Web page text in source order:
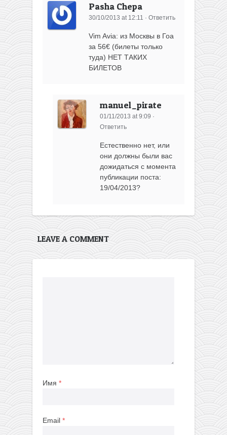
Pasha Chepa
30/10/2013 at 12:11 ·Ответить
Vim Avia: из Москвы в Гоа
за 56€ (билеты только
туда) НЕТ ТАКИХ
БИЛЕТОВ
manuel_pirate
01/11/2013 at 9:09 ·
Ответить
Естественно нет, или
они должны были вас
дожидаться с момента
публикации поста:
19/04/2013?
LEAVE A COMMENT
Имя *
Email *